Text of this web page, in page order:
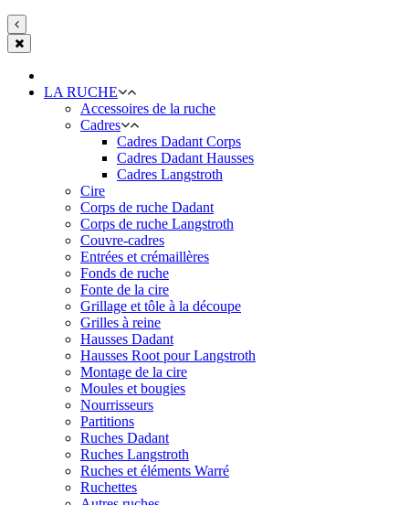
LA RUCHE
Accessoires de la ruche
Cadres
Cadres Dadant Corps
Cadres Dadant Hausses
Cadres Langstroth
Cire
Corps de ruche Dadant
Corps de ruche Langstroth
Couvre-cadres
Entrées et crémaillères
Fonds de ruche
Fonte de la cire
Grillage et tôle à la découpe
Grilles à reine
Hausses Dadant
Hausses Root pour Langstroth
Montage de la cire
Moules et bougies
Nourrisseurs
Partitions
Ruches Dadant
Ruches Langstroth
Ruches et éléments Warré
Ruchettes